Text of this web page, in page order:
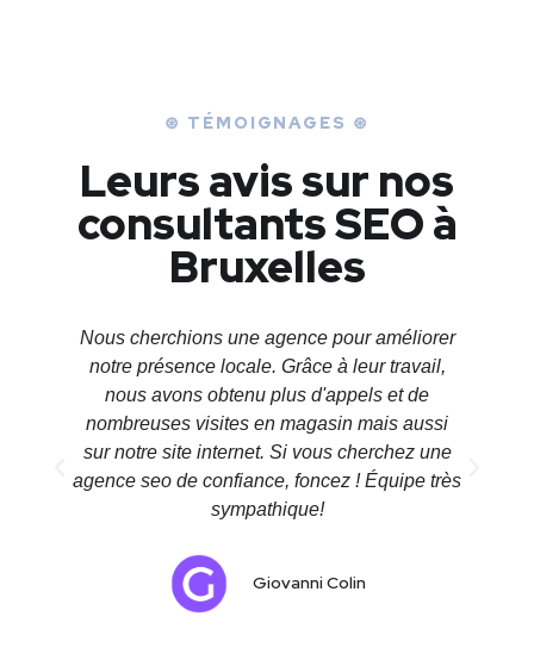
⊛ TÉMOIGNAGES ⊛
Leurs avis sur nos
consultants SEO à
Bruxelles
Nous cherchions une agence pour améliorer
notre présence locale. Grâce à leur travail,
nous avons obtenu plus d'appels et de
nombreuses visites en magasin mais aussi
sur notre site internet. Si vous cherchez une
agence seo de confiance, foncez ! Équipe très
sympathique!
Giovanni Colin